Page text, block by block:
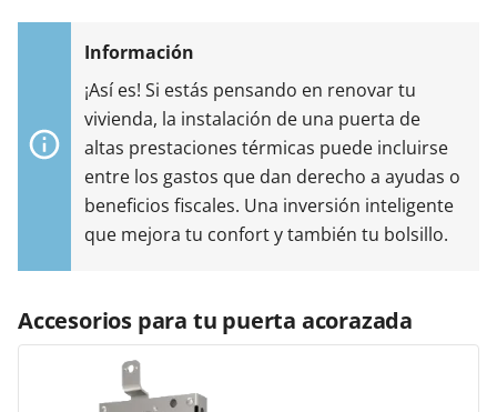
¡Así es! Si estás pensando en renovar tu
vivienda, la instalación de una puerta de
altas prestaciones térmicas puede incluirse
entre los gastos que dan derecho a ayudas o
beneficios fiscales. Una inversión inteligente
que mejora tu confort y también tu bolsillo.
Accesorios para tu puerta acorazada